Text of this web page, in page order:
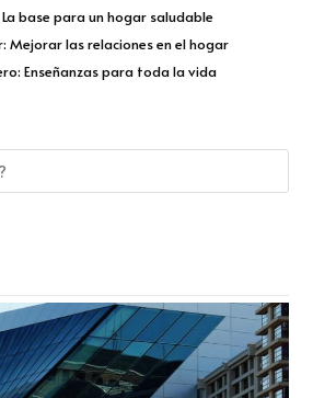
base para un hogar saludable
Mejorar las relaciones en el hogar
Enseñanzas para toda la vida